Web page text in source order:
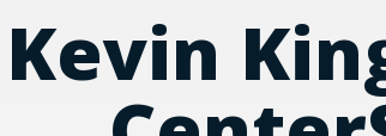
Kevin